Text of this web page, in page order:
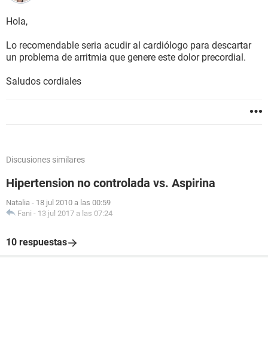
Hola,
Lo recomendable seria acudir al cardiólogo para descartar
un problema de arritmia que genere este dolor precordial.
Saludos cordiales
Discusiones similares
Hipertension no controlada vs. Aspirina
Natalia - 18 jul 2010 a las 00:59
Fani - 13 jul 2017 a las 07:24
10 respuestas